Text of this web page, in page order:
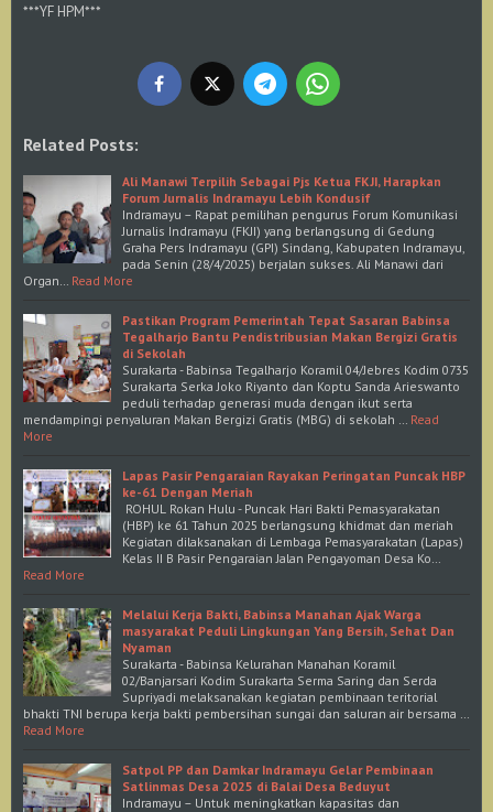
***YF HPM***
Related Posts:
Ali Manawi Terpilih Sebagai Pjs Ketua FKJI, Harapkan
Forum Jurnalis Indramayu Lebih Kondusif
Indramayu – Rapat pemilihan pengurus Forum Komunikasi
Jurnalis Indramayu (FKJI) yang berlangsung di Gedung
Graha Pers Indramayu (GPI) Sindang, Kabupaten Indramayu,
pada Senin (28/4/2025) berjalan sukses. Ali Manawi dari
Organ… Read More
Pastikan Program Pemerintah Tepat Sasaran Babinsa
Tegalharjo Bantu Pendistribusian Makan Bergizi Gratis
di Sekolah
Surakarta - Babinsa Tegalharjo Koramil 04/Jebres Kodim 0735
Surakarta Serka Joko Riyanto dan Koptu Sanda Arieswanto
peduli terhadap generasi muda dengan ikut serta
mendampingi penyaluran Makan Bergizi Gratis (MBG) di sekolah … Read
More
Lapas Pasir Pengaraian Rayakan Peringatan Puncak HBP
ke-61 Dengan Meriah
ROHUL Rokan Hulu - Puncak Hari Bakti Pemasyarakatan
(HBP) ke 61 Tahun 2025 berlangsung khidmat dan meriah
Kegiatan dilaksanakan di Lembaga Pemasyarakatan (Lapas)
Kelas II B Pasir Pengaraian Jalan Pengayoman Desa Ko…
Read More
Melalui Kerja Bakti, Babinsa Manahan Ajak Warga
masyarakat Peduli Lingkungan Yang Bersih, Sehat Dan
Nyaman
Surakarta - Babinsa Kelurahan Manahan Koramil
02/Banjarsari Kodim Surakarta Serma Saring dan Serda
Supriyadi melaksanakan kegiatan pembinaan teritorial
bhakti TNI berupa kerja bakti pembersihan sungai dan saluran air bersama …
Read More
Satpol PP dan Damkar Indramayu Gelar Pembinaan
Satlinmas Desa 2025 di Balai Desa Beduyut
Indramayu – Untuk meningkatkan kapasitas dan